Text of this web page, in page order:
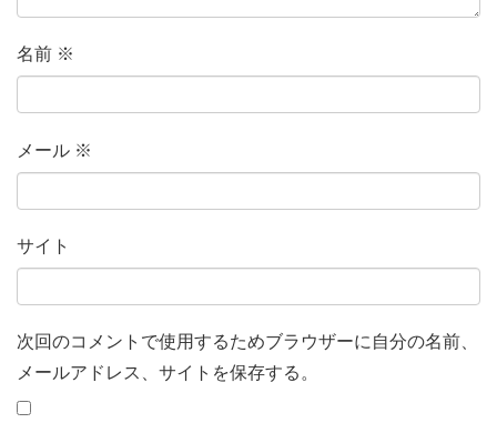
名前 ※
メール ※
サイト
次回のコメントで使用するためブラウザーに自分の名前、
メールアドレス、サイトを保存する。